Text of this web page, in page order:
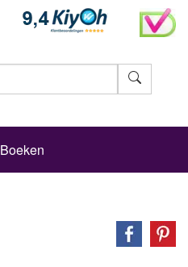
Boeken